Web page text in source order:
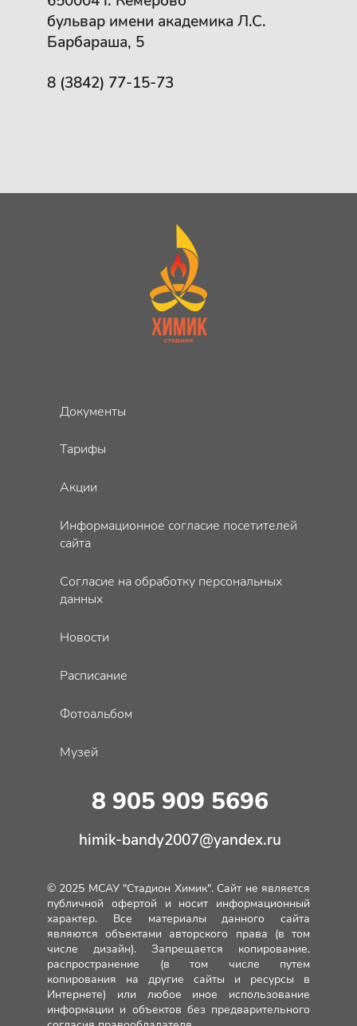
бульвар имени академика Л.С.
Барбараша, 5
8 (3842) 77-15-73
Документы
Тарифы
Акции
Информационное согласие посетителей
сайта
Согласие на обработку персональных
данных
Новости
Расписание
Фотоальбом
Музей
8 905 909 5696
himik-bandy2007@yandex.ru
© 2025 МСАУ "Стадион Химик". Сайт не является
публичной офертой и носит информационный
характер. Все материалы данного сайта
являются объектами авторского права (в том
числе дизайн). Запрещается копирование,
распространение (в том числе путем
копирования на другие сайты и ресурсы в
Интернете) или любое иное использование
информации и объектов без предварительного